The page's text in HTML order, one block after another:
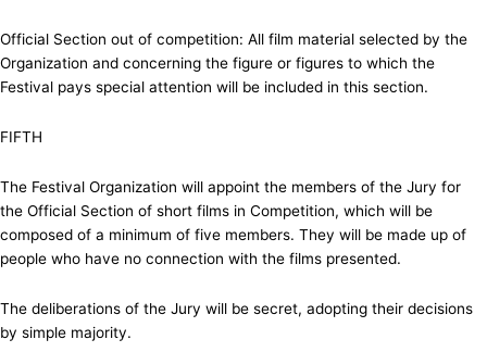
Official Section out of competition: All film material selected by the
Organization and concerning the figure or figures to which the
Festival pays special attention will be included in this section.
FIFTH
The Festival Organization will appoint the members of the Jury for
the Official Section of short films in Competition, which will be
composed of a minimum of five members. They will be made up of
people who have no connection with the films presented.
The deliberations of the Jury will be secret, adopting their decisions
by simple majority.